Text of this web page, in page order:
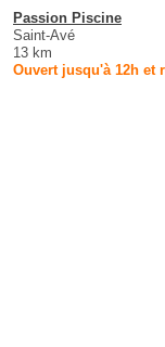
Passion Piscine
Saint-Avé
13 km
Ouvert jusqu'à 12h et